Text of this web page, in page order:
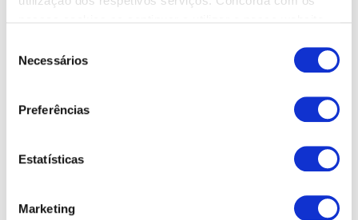
Necessários
Preferências
Estatísticas
Marketing